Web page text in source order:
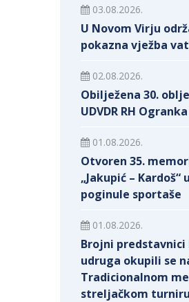
03.08.2026.
U Novom Virju
pokazna vježba
02.08.2026.
Obilježena 30.
UDVDR RH
01.08.2026.
Otvoren 35.
„Jakupić – Kardoš“
poginule sportaše
01.08.2026.
Brojni
udruga okupili se
Tradicionalnom
streljačkom turniru